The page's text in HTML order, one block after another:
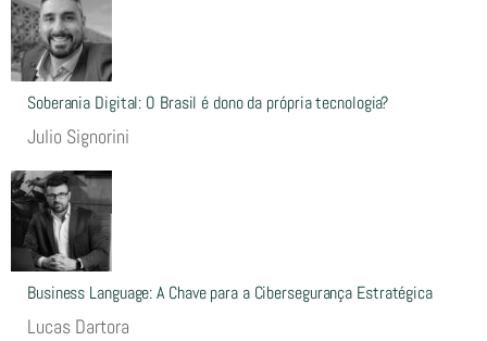
Soberania Digital: O Brasil é dono da própria tecnologia?
Julio Signorini
Business Language: A Chave para a Cibersegurança Estratégica
Lucas Dartora